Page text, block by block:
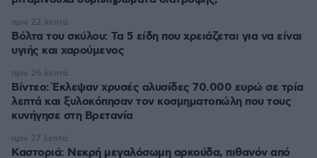
Βόλτα του σκύλου: Τα 5 είδη που χρειάζεται για να είναι
υγιής και χαρούμενος
πριν 22 λεπτά
Βίντεο: Έκλεψαν χρυσές αλυσίδες 70.000 ευρώ σε τρία
λεπτά και ξυλοκόπησαν τον κοσμηματοπώλη που τους
κυνήγησε στη Βρετανία
πριν 26 λεπτά
Καστοριά: Νεκρή μεγαλόσωμη αρκούδα, πιθανόν από
πριν 27 λεπτά